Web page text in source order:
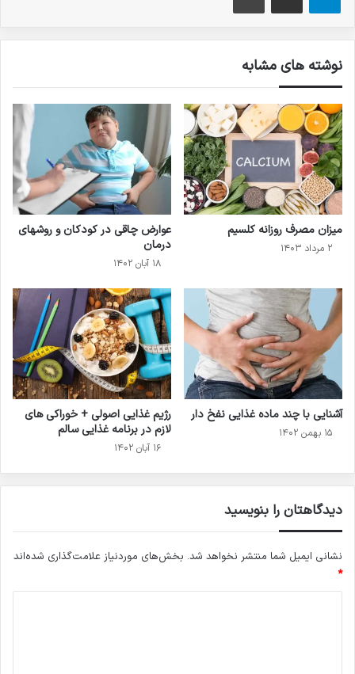
نوشته های مشابه
میزان مصرف روزانه کلسیم
۲ مرداد ۱۴۰۳
عوارض چاقی در کودکان و روشهای
درمان
۱۸ آبان ۱۴۰۲
آشنایی با چند ماده غذایی نفخ دار
۱۵ بهمن ۱۴۰۲
رژیم غذایی اصولی + خوراکی های
لازم در برنامه غذایی سالم
۱۶ آبان ۱۴۰۲
دیدگاهتان را بنویسید
نشانی ایمیل شما منتشر نخواهد شد. بخش‌های موردنیاز علامت‌گذاری شده‌اند
*